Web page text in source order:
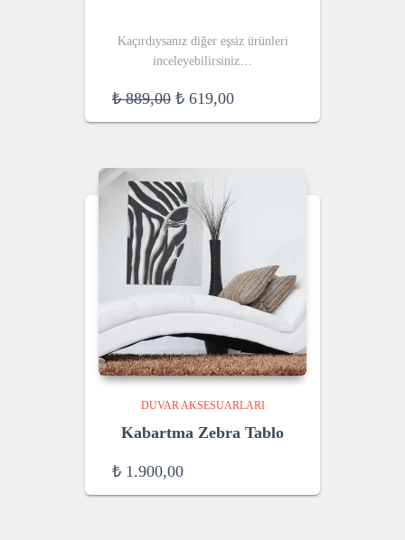
Kaçırdıysanız diğer eşsiz ürünleri
inceleyebilirsiniz…
₺889,00 Original
₺ 619,00Current
DUVAR AKSESUARLARI
Kabartma Zebra Tablo
₺ 1.900,00